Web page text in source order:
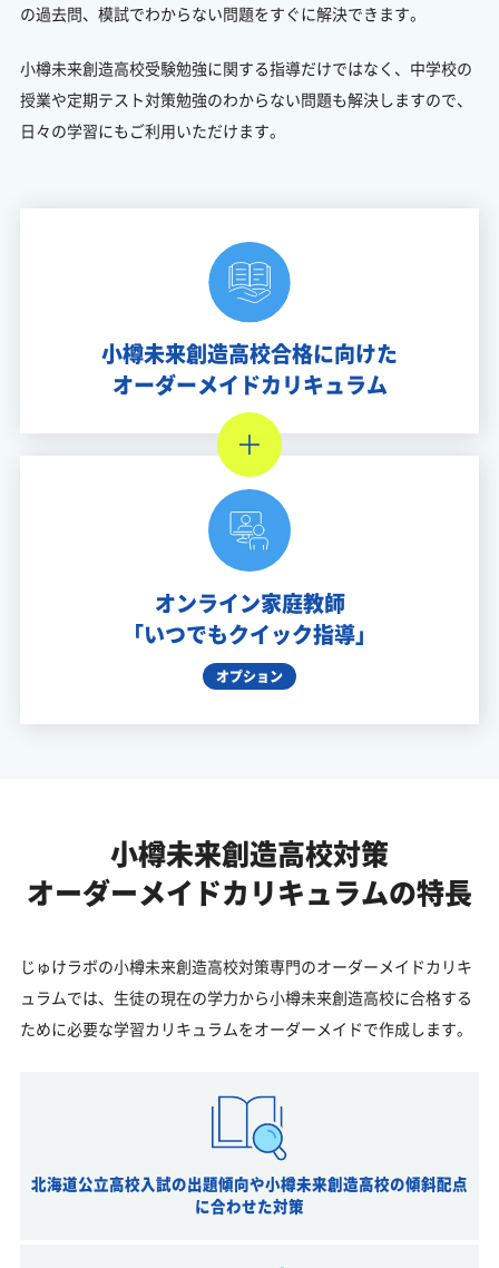
の過去問、模試でわからない問題をすぐに解決できます。
小樽未来創造高校受験勉強に関する指導だけではなく、中学校の
授業や定期テスト対策勉強のわからない問題も解決しますので、
日々の学習にもご利用いただけます。
小樽未来創造高校合格に向けた
オーダーメイドカリキュラム
オンライン家庭教師
「いつでもクイック指導」
オプション
小樽未来創造高校対策
オーダーメイドカリキュラムの特長
じゅけラボの小樽未来創造高校対策専門のオーダーメイドカリキ
ュラムでは、生徒の現在の学力から小樽未来創造高校に合格する
ために必要な学習カリキュラムをオーダーメイドで作成します。
北海道公立高校入試の出題傾向や小樽未来創造高校の傾斜配点
に合わせた対策